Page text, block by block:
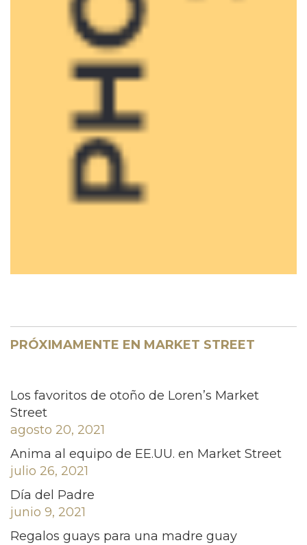
PRÓXIMAMENTE EN MARKET STREET
Los favoritos de otoño de Loren’s Market
Street
agosto 20, 2021
Anima al equipo de EE.UU. en Market Street
julio 26, 2021
Día del Padre
junio 9, 2021
Regalos guays para una madre guay